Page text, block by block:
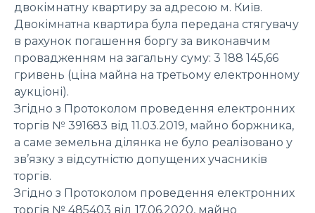
двокімнатну квартиру за адресою м. Київ.
Двокімнатна квартира була передана стягувачу
в рахунок погашення боргу за виконавчим
провадженням на загальну суму: 3 188 145,66
гривень (ціна майна на третьому електронному
аукціоні).
Згідно з Протоколом проведення електронних
торгів № 391683 від 11.03.2019, майно боржника,
а саме земельна ділянка не було реалізовано у
зв’язку з відсутністю допущених учасників
торгів.
Згідно з Протоколом проведення електронних
торгів № 485403 від 17.06.2020, майно